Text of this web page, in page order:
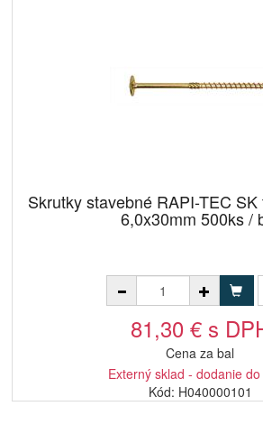
Skrutky stavebné RAPI-TEC
6,0x30mm 500ks /
81,30 € s
Cena za bal
Externý sklad - dodanie
Kód: H040000101